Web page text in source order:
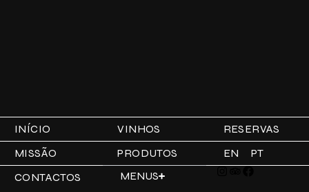
INÍCIO
MISSÃO
CONTACTOS
VINHOS
PRODUTOS
MENUS
RESERVAS
EN
PT